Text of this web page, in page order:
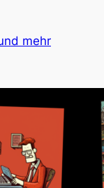
mehr